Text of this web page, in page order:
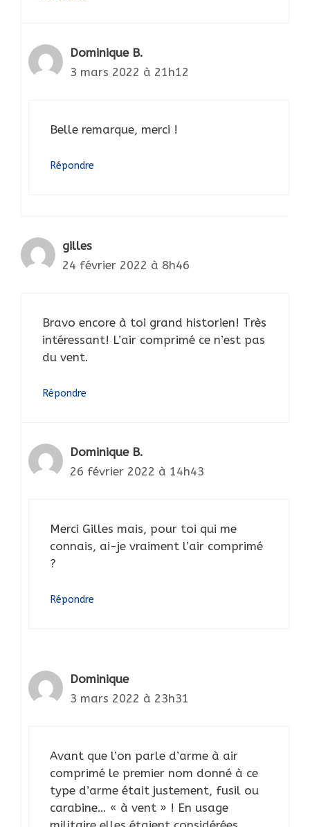
Dominique B.
3 mars 2022 à 21h12
Belle remarque, merci !
Répondre
gilles
24 février 2022 à 8h46
Bravo encore à toi grand historien! Très
intéressant! L’air comprimé ce n’est pas
du vent.
Répondre
Dominique B.
26 février 2022 à 14h43
Merci Gilles mais, pour toi qui me
connais, ai-je vraiment l’air comprimé
?
Répondre
Dominique
3 mars 2022 à 23h31
Avant que l’on parle d’arme à air
comprimé le premier nom donné à ce
type d’arme était justement, fusil ou
carabine… « à vent » ! En usage